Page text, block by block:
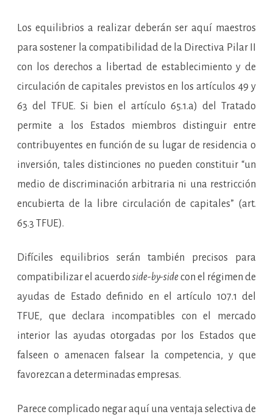
Los equilibrios a realizar deberán ser aquí maestros
para sostener la compatibilidad de la Directiva Pilar II
con los derechos a libertad de establecimiento y de
circulación de capitales previstos en los artículos 49 y
63 del TFUE. Si bien el artículo 65.1.a) del Tratado
permite a los Estados miembros distinguir entre
contribuyentes en función de su lugar de residencia o
inversión, tales distinciones no pueden constituir “un
medio de discriminación arbitraria ni una restricción
encubierta de la libre circulación de capitales” (art.
65.3 TFUE).
Difíciles equilibrios serán también precisos para
compatibilizar el acuerdo side-by-sidecon el régimen de
ayudas de Estado definido en el artículo 107.1 del
TFUE, que declara incompatibles con el mercado
interior las ayudas otorgadas por los Estados que
falseen o amenacen falsear la competencia, y que
favorezcan a determinadas empresas.
Parece complicado negar aquí una ventaja selectiva de